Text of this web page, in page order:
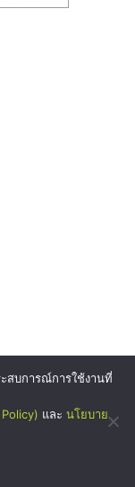
สบการณ์การใช้งานที่
และ นโยบาย